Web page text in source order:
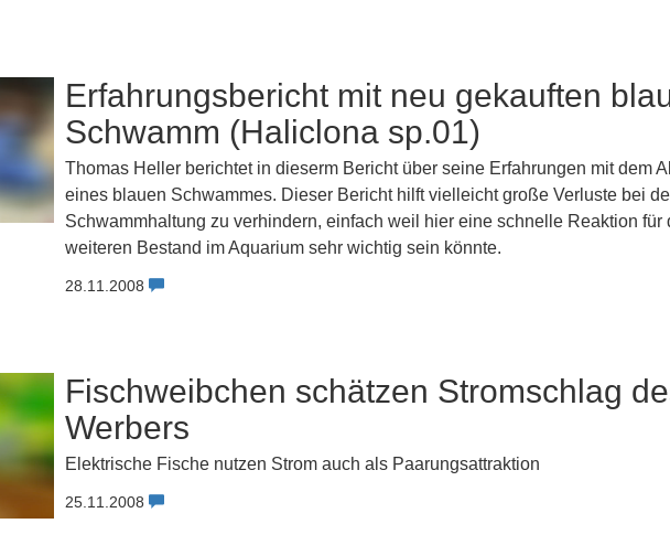
Erfahrungsbericht mit neu gekauften
Schwamm (Haliclona sp.01)
Thomas Heller berichtet in dieserm Bericht über seine Erfahrungen mit dem
eines blauen Schwammes. Dieser Bericht hilft vielleicht große Verluste bei
Schwammhaltung zu verhindern, einfach weil hier eine schnelle Reaktion für
weiteren Bestand im Aquarium sehr wichtig sein könnte.
28.11.2008
Fischweibchen schätzen Stromschlag
Werbers
Elektrische Fische nutzen Strom auch als Paarungsattraktion
25.11.2008